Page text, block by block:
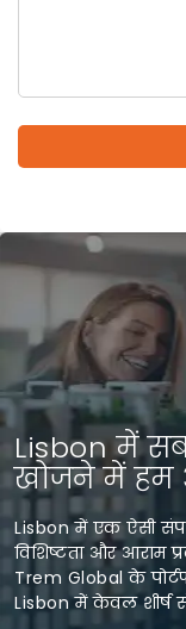
Lisbon में
खोजने में हम
Lisbon में एक ऐसी
विशिष्टता और आराम
Trem Global के
Lisbon में केवल शीर्ष